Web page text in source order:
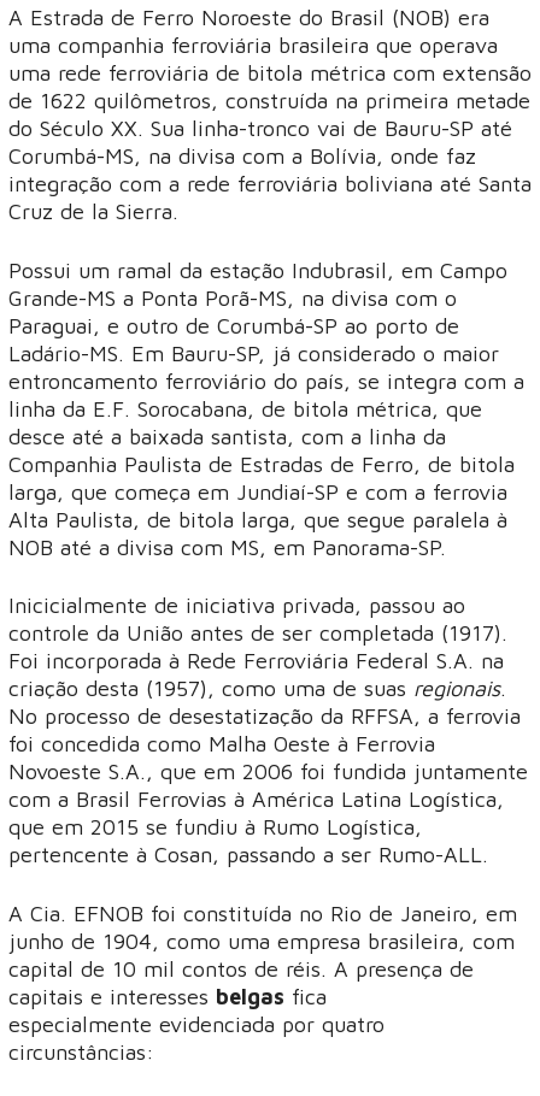
A Estrada de Ferro Noroeste do Brasil (NOB) era
uma companhia ferroviária brasileira que operava
uma rede ferroviária de bitola métrica com extensão
de 1622 quilômetros, construída na primeira metade
do Século XX. Sua linha-tronco vai de Bauru-SP até
Corumbá-MS, na divisa com a Bolívia, onde faz
integração com a rede ferroviária boliviana até Santa
Cruz de la Sierra.
Possui um ramal da estação Indubrasil, em Campo
Grande-MS a Ponta Porã-MS, na divisa com o
Paraguai, e outro de Corumbá-SP ao porto de
Ladário-MS. Em Bauru-SP, já considerado o maior
entroncamento ferroviário do país, se integra com a
linha da E.F. Sorocabana, de bitola métrica, que
desce até a baixada santista, com a linha da
Companhia Paulista de Estradas de Ferro, de bitola
larga, que começa em Jundiaí-SP e com a ferrovia
Alta Paulista, de bitola larga, que segue paralela à
NOB até a divisa com MS, em Panorama-SP.
Inicicialmente de iniciativa privada, passou ao
controle da União antes de ser completada (1917).
Foi incorporada à Rede Ferroviária Federal S.A. na
criação desta (1957), como uma de suas regionais.
No processo de desestatização da RFFSA, a ferrovia
foi concedida como Malha Oeste à Ferrovia
Novoeste S.A., que em 2006 foi fundida juntamente
com a Brasil Ferrovias à América Latina Logística,
que em 2015 se fundiu à Rumo Logística,
pertencente à Cosan, passando a ser Rumo-ALL.
A Cia. EFNOB foi constituída no Rio de Janeiro, em
junho de 1904, como uma empresa brasileira, com
capital de 10 mil contos de réis. A presença de
capitais e interesses belgas fica
especialmente evidenciada por quatro
circunstâncias: